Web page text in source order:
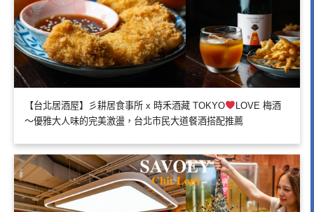
【台北居酒屋】彡耕居食事所 x 時禾酒藏 TOKYO
LOVE 梅酒
～優雅大人味的完美激盪，台北市民大道餐酒搭配推薦